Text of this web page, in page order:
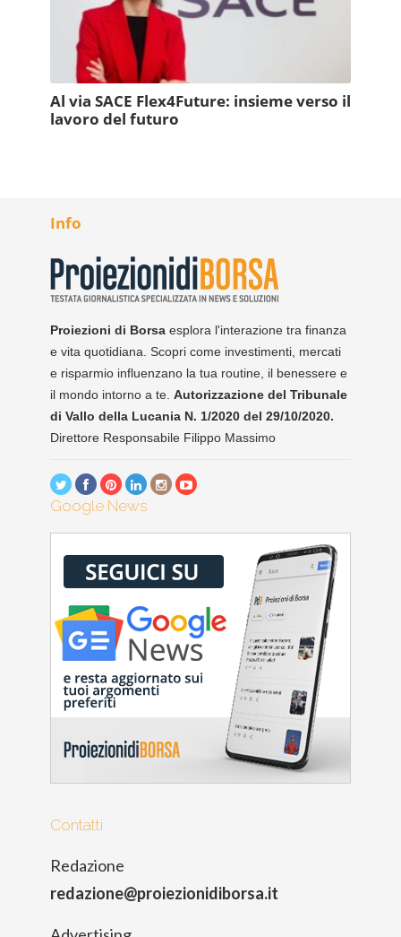
Al via SACE Flex4Future: insieme verso il
lavoro del futuro
Info
Proiezioni di Borsa esplora l'interazione tra finanza
e vita quotidiana. Scopri come investimenti, mercati
e risparmio influenzano la tua routine, il benessere e
il mondo intorno a te. Autorizzazione del Tribunale
di Vallo della Lucania N. 1/2020 del 29/10/2020.
Direttore Responsabile Filippo Massimo
Google News
Contatti
Redazione
redazione@proiezionidiborsa.it